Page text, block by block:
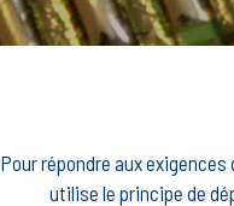
Pour répondre aux
utilise le principe de